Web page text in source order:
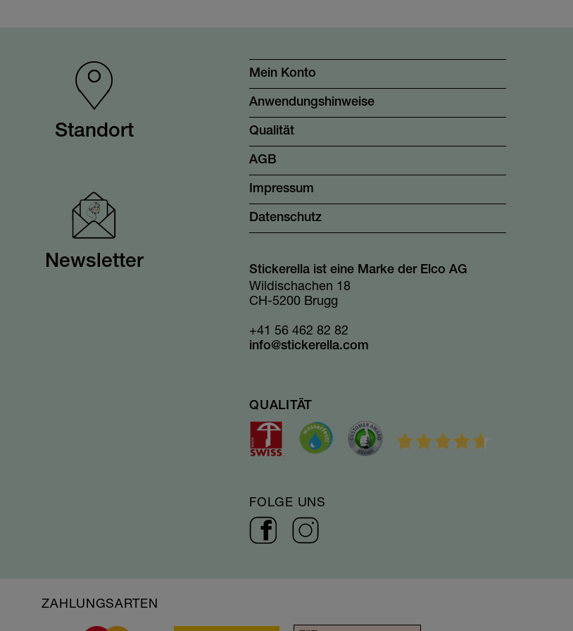
Standort
Newsletter
Mein Konto
Anwendungshinweise
Qualität
AGB
Impressum
Datenschutz
Stickerella ist eine Marke der Elco AG
Wildischachen 18
CH-5200 Brugg
+41 56 462 82 82
info@stickerella.com
QUALITÄT
FOLGE UNS
ZAHLUNGSARTEN